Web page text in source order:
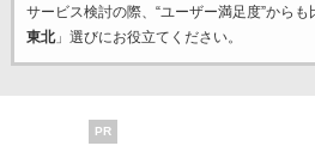
サービス検討の際、“ユーザー満足度”からも
東北」選びにお役立てください。
PR